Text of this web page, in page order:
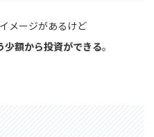
メージがあるけど
少額から投資ができる。